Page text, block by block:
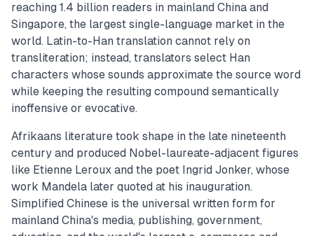
reaching 1.4 billion readers in mainland China and
Singapore, the largest single-language market in the
world. Latin-to-Han translation cannot rely on
transliteration; instead, translators select Han
characters whose sounds approximate the source word
while keeping the resulting compound semantically
inoffensive or evocative.
Afrikaans literature took shape in the late nineteenth
century and produced Nobel-laureate-adjacent figures
like Etienne Leroux and the poet Ingrid Jonker, whose
work Mandela later quoted at his inauguration.
Simplified Chinese is the universal written form for
mainland China's media, publishing, government,